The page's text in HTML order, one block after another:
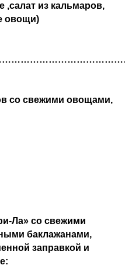
,салат из кальмаров,
овощи)
со свежими овощами,
Ла» со свежими
баклажанами,
заправкой и